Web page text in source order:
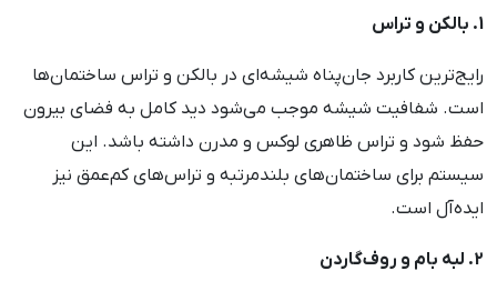
1. بالکن و تراس
رایج‌ترین کاربرد جان‌پناه شیشه‌ای در بالکن و تراس ساختمان‌ها
است. شفافیت شیشه موجب می‌شود دید کامل به فضای بیرون
حفظ شود و تراس ظاهری لوکس و مدرن داشته باشد. این
سیستم برای ساختمان‌های بلندمرتبه و تراس‌های کم‌عمق نیز
ایده‌آل است.
2. لبه بام و روف‌گاردن